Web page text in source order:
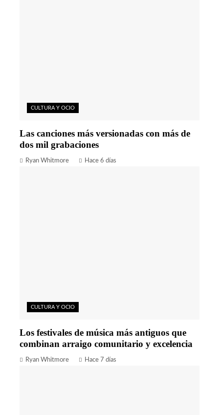
CULTURA Y OCIO
Las canciones más versionadas con más de
dos mil grabaciones
Ryan Whitmore Hace 6 días
CULTURA Y OCIO
Los festivales de música más antiguos que
combinan arraigo comunitario y excelencia
Ryan Whitmore Hace 7 días